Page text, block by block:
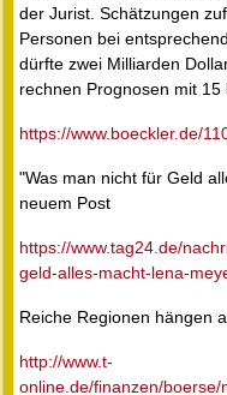
der Jurist. Schätzungen
Personen bei
dürfte zwei Milliarden
rechnen Prognosen mit 15
https://www.boeckler.de/
"Was man nicht für Geld
neuem Post
https://www.tag24.de/
geld-alles-macht-lena-
Reiche Regionen hängen
http://www.t-
online.de/finanzen/